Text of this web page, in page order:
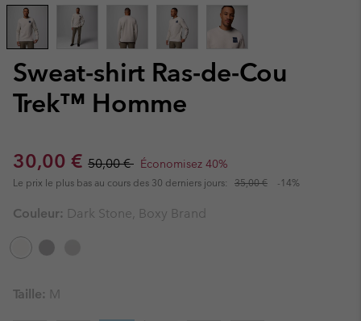
Sweat-shirt Ras-de-Cou
Trek™ Homme
Sale price:
30,00 € Regular price:
50,00 € Économisez 40%
Le prix le plus bas au cours des 30 derniers jours: 35,00 € -14%
Couleur: Dark Stone, Boxy Brand
Taille: M